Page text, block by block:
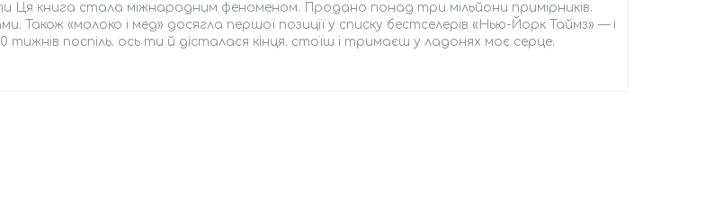
Ця книга стала міжнародним феноменом. Продано понад три мільйони примірників.
Також «молоко і мед» досягла першої позиції у списку бестселерів «Нью-Йорк Таймз» — і
тижнів поспіль. ось ти й дісталася кінця. стоїш і тримаєш у ладонях моє серце.